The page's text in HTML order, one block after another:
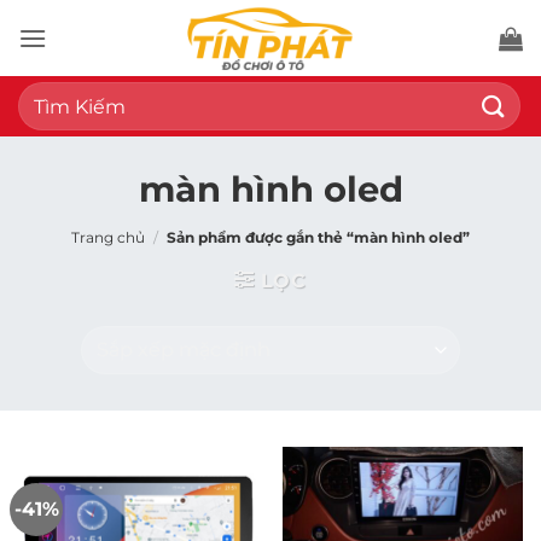
qua
nội
dung
Tìm
kiếm:
màn hình oled
Trang chủ / Sản phẩm được gắn thẻ “màn hình oled”
LỌC
-41%